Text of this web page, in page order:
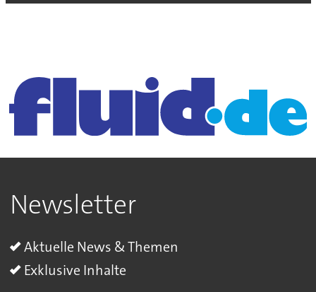
Newsletter
Aktuelle News & Themen
Exklusive Inhalte